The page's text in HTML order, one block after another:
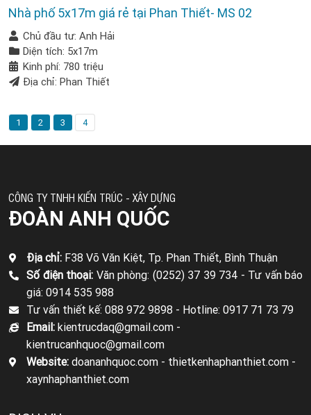
Nhà phố 5x17m giá rẻ tại Phan Thiết- MS 02
Chủ đầu tư: Anh Hải
Diện tích: 5x17m
Kinh phí: 780 triệu
Địa chỉ: Phan Thiết
1 2 3 4
CÔNG TY TNHH KIẾN TRÚC - XÂY DỰNG
ĐOÀN ANH QUỐC
Địa chỉ: F38 Võ Văn Kiệt, Tp. Phan Thiết, Bình Thuận
Số điện thoại: Văn phòng: (0252) 37 39 734 - Tư vấn báo
giá: 0914 535 988
Tư vấn thiết kế: 088 972 9898 - Hotline: 0917 71 73 79
Email: kientrucdaq@gmail.com -
kientrucanhquoc@gmail.com
Website: doananhquoc.com - thietkenhaphanthiet.com -
xaynhaphanthiet.com